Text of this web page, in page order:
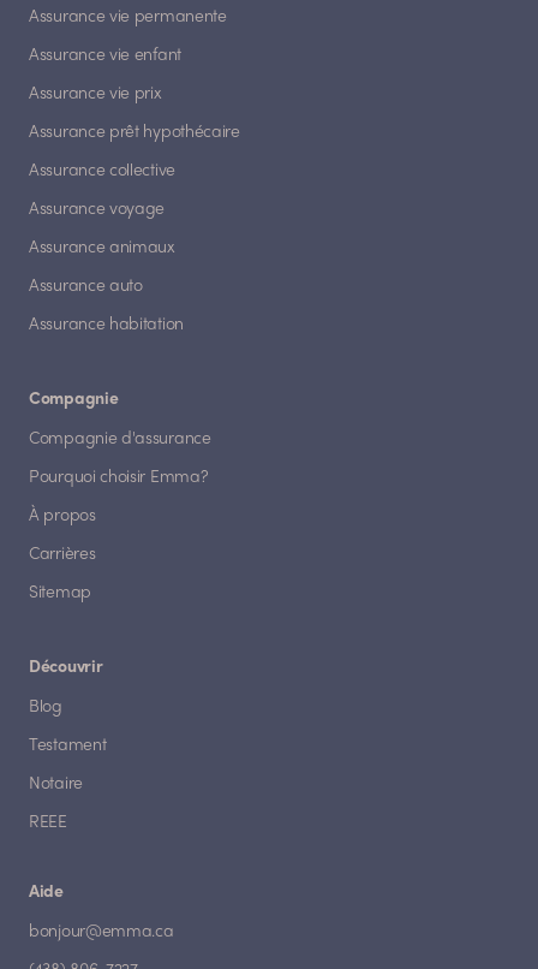
Assurance vie permanente
Assurance vie enfant
Assurance vie prix
Assurance prêt hypothécaire
Assurance collective
Assurance voyage
Assurance animaux
Assurance auto
Assurance habitation
Compagnie
Compagnie d'assurance
Pourquoi choisir Emma?
À propos
Carrières
Sitemap
Découvrir
Blog
Testament
Notaire
REEE
Aide
bonjour@emma.ca